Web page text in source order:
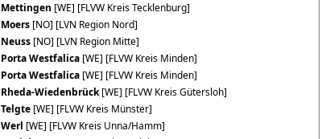
Mettingen [WE] [FLVW Kreis Tecklenburg]
Moers [NO] [LVN Region Nord]
Neuss [NO] [LVN Region Mitte]
Porta Westfalica [WE] [FLVW Kreis Minden]
Porta Westfalica [WE] [FLVW Kreis Minden]
Rheda-Wiedenbrück[WE] [FLVW Kreis Gütersloh]
Telgte [WE] [FLVW Kreis Münster]
Werl [WE] [FLVW Kreis Unna/Hamm]